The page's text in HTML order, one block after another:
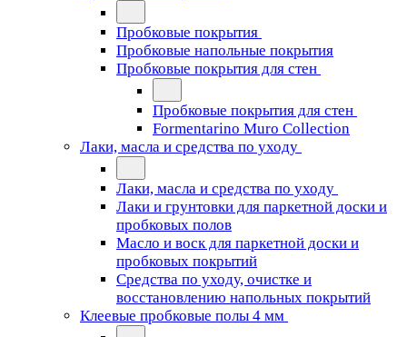
Пробковые покрытия
Пробковые напольные покрытия
Пробковые покрытия для стен
Пробковые покрытия для стен
Formentarino Muro Collection
Лаки, масла и средства по уходу
Лаки, масла и средства по уходу
Лаки и грунтовки для паркетной доски и
пробковых полов
Масло и воск для паркетной доски и
пробковых покрытий
Средства по уходу, очистке и
восстановлению напольных покрытий
Клеевые пробковые полы 4 мм